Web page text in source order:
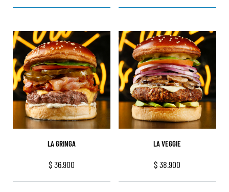
LA GRINGA
$36.900
LA VEGGIE
$38.900